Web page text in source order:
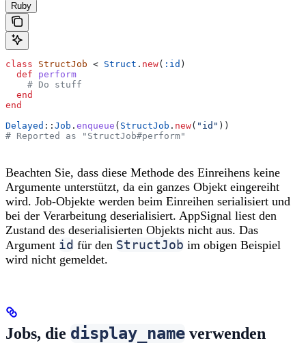
Ruby
class StructJob < Struct . new( :id )
  def
perform
    # Do stuff
  end
end
Delayed :: Job . enqueue ( StructJob . new( "id" ))
# Reported as "StructJob#perform"
Beachten Sie, dass diese Methode des Einreihens keine
Argumente unterstützt, da ein ganzes Objekt eingereiht
wird. Job-Objekte werden beim Einreihen serialisiert und
bei der Verarbeitung deserialisiert. AppSignal liest den
Zustand des deserialisierten Objekts nicht aus. Das
Argument id für den StructJob im obigen Beispiel
wird nicht gemeldet.
Jobs, die display_name verwenden